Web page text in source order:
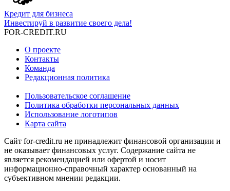
Кредит для бизнеса
Инвестируй в развитие своего дела!
FOR-CREDIT.RU
О проекте
Контакты
Команда
Редакционная политика
Пользовательское соглашение
Политика обработки персональных данных
Использование логотипов
Карта сайта
Сайт for-credit.ru не принадлежит финансовой организации и
не оказывает финансовых услуг. Содержание сайта не
является рекомендацией или офертой и носит
информационно-справочный характер основанный на
субъективном мнении редакции.